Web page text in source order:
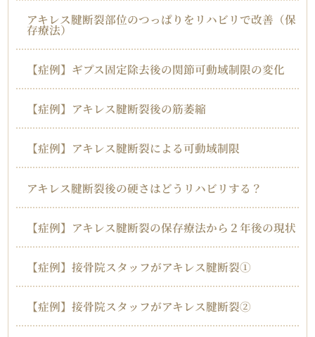
アキレス腱断裂部位のつっぱりをリハビリで改善（保
存療法）
【症例】ギプス固定除去後の関節可動域制限の変化
【症例】アキレス腱断裂後の筋萎縮
【症例】アキレス腱断裂による可動域制限
アキレス腱断裂後の硬さはどうリハビリする？
【症例】アキレス腱断裂の保存療法から２年後の現状
【症例】接骨院スタッフがアキレス腱断裂①
【症例】接骨院スタッフがアキレス腱断裂②